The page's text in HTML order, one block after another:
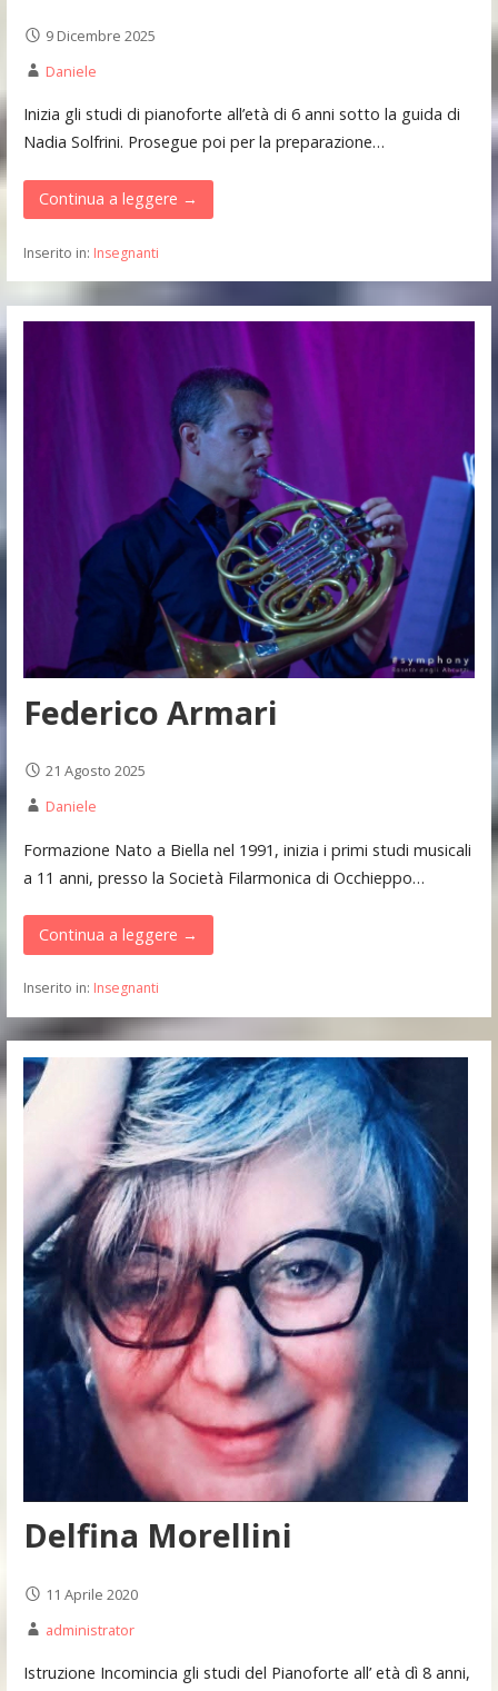
9 Dicembre 2025
Daniele
Inizia gli studi di pianoforte all’età di 6 anni sotto la guida di
Nadia Solfrini. Prosegue poi per la preparazione…
Continua a leggere →
Inserito in: Insegnanti
Federico Armari
21 Agosto 2025
Daniele
Formazione Nato a Biella nel 1991, inizia i primi studi musicali
a 11 anni, presso la Società Filarmonica di Occhieppo…
Continua a leggere →
Inserito in: Insegnanti
Delfina Morellini
11 Aprile 2020
administrator
Istruzione Incomincia gli studi del Pianoforte all’ età dì 8 anni,